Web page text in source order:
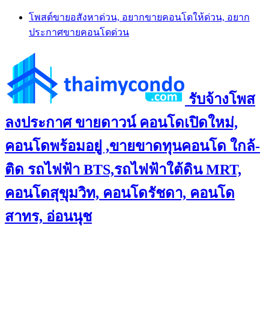
Skip
content
โพสต์ขายอสังหาด่วน, อยากขายคอนโดให้ด่วน, อยาก
ประกาศขายคอนโดด่วน
รับจ้างโพส
ลงประกาศ ขายดาวน์ คอนโดเปิดใหม่,
คอนโดพร้อมอยู่ ,ขายขาดทุนคอนโด ใกล้-
ติด รถไฟฟ้า BTS,รถไฟฟ้าใต้ดิน MRT,
คอนโดสุขุมวิท, คอนโดรัชดา, คอนโด
สาทร, อ่อนนุช